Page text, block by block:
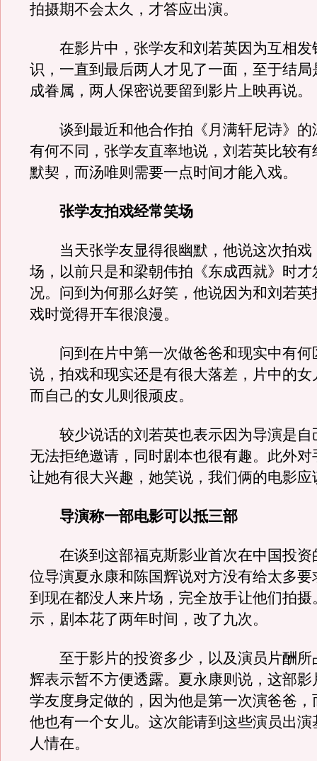
拍摄期不会太久，才答应出演。
在影片中，张学友和刘若英因为互相发
识，一直到最后两人才见了一面，至于结局
成眷属，两人保密说要留到影片上映再说。
谈到最近和他合作拍《月满轩尼诗》的
有何不同，张学友直率地说，刘若英比较有
默契，而汤唯则需要一点时间才能入戏。
张学友拍戏经常笑场
当天张学友显得很幽默，他说这次拍戏
场，以前只是和梁朝伟拍《东成西就》时才
况。问到为何那么好笑，他说因为和刘若英
戏时觉得开车很浪漫。
问到在片中第一次做爸爸和现实中有何
说，拍戏和现实还是有很大落差，片中的女
而自己的女儿则很顽皮。
较少说话的刘若英也表示因为导演是自
无法拒绝邀请，同时剧本也很有趣。此外对
让她有很大兴趣，她笑说，我们俩的电影应
导演称一部电影可以抵三部
在谈到这部福克斯影业首次在中国投资
位导演夏永康和陈国辉说对方没有给太多要
到现在都没人来片场，完全放手让他们拍摄
示，剧本花了两年时间，改了九次。
至于影片的投资多少，以及演员片酬所
辉表示暂不方便透露。夏永康则说，这部影
学友度身定做的，因为他是第一次演爸爸，
他也有一个女儿。这次能请到这些演员出演
人情在。